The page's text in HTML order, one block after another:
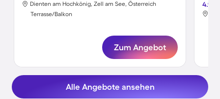
Dienten am Hochkönig, Zell am See, Österreich
Terrasse/Balkon
Zum Angebot
4.9
Alle Angebote ansehen